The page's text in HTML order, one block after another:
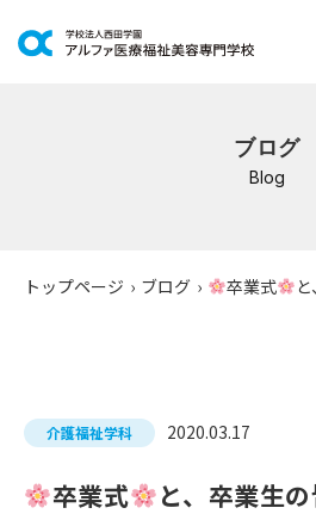
研修・講座
公共職業訓練
ブログ
Blog
トップページ › ブログ › 卒業式
介護福祉学科 2020.03.17
卒業式 と、卒業生